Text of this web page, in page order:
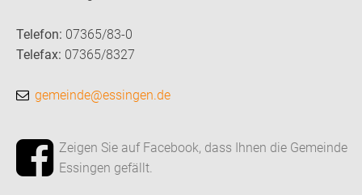
Telefon: 07365/83-0
Telefax: 07365/8327
gemeinde@essingen.de
Zeigen Sie auf Facebook, dass Ihnen die Gemeinde
Essingen gefällt.